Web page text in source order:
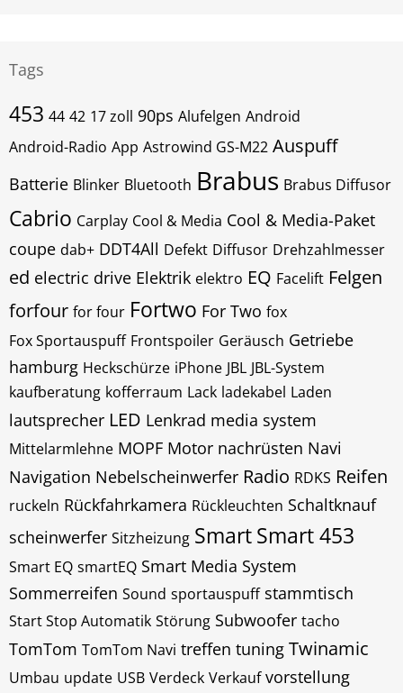
Tags
453 44 42 17 zoll 90ps Alufelgen Android
Android-Radio App Astrowind GS-M22 Auspuff
Batterie Blinker Bluetooth Brabus Brabus Diffusor
Cabrio Carplay Cool & Media Cool & Media-Paket
coupe dab+ DDT4All Defekt Diffusor Drehzahlmesser
ed electric drive Elektrik elektro EQ Facelift Felgen
forfour for four Fortwo For Two fox
Fox Sportauspuff Frontspoiler Geräusch Getriebe
hamburg Heckschürze iPhone JBL JBL-System
kaufberatung kofferraum Lack ladekabel Laden
lautsprecher LED Lenkrad media system
Mittelarmlehne MOPF Motor nachrüsten Navi
Navigation Nebelscheinwerfer Radio RDKS Reifen
ruckeln Rückfahrkamera Rückleuchten Schaltknauf
scheinwerfer Sitzheizung SmartSmart 453
Smart EQ smartEQ Smart Media System
Sommerreifen Sound sportauspuff stammtisch
Start Stop Automatik Störung Subwoofer tacho
TomTom TomTom Navi treffen tuning Twinamic
Umbau update USB Verdeck Verkauf vorstellung